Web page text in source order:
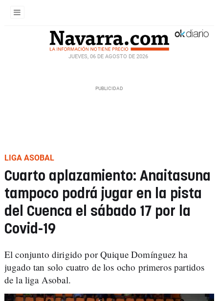
JUEVES, 06 DE AGOSTO DE 2026
LIGA ASOBAL
Cuarto aplazamiento: Anaitasuna
tampoco podrá jugar en la pista
del Cuenca el sábado 17 por la
Covid-19
El conjunto dirigido por Quique Domínguez ha
jugado tan solo cuatro de los ocho primeros partidos
de la liga Asobal.